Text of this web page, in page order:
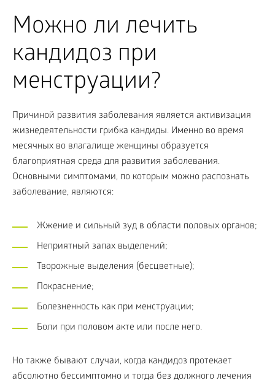
Можно ли лечить
кандидоз при
менструации?
Причиной развития заболевания является активизация
жизнедеятельности грибка кандиды. Именно во время
месячных во влагалище женщины образуется
благоприятная среда для развития заболевания.
Основными симптомами, по которым можно распознать
заболевание, являются:
Жжение и сильный зуд в области половых органов;
Неприятный запах выделений;
Творожные выделения (бесцветные);
Покраснение;
Болезненность как при менструации;
Боли при половом акте или после него.
Но также бывают случаи, когда кандидоз протекает
абсолютно бессимптомно и тогда без должного лечения